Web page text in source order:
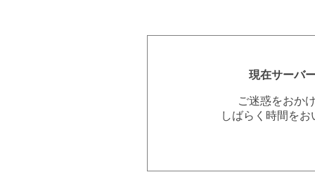
現在サーバ
ご迷惑をおか
しばらく時間を